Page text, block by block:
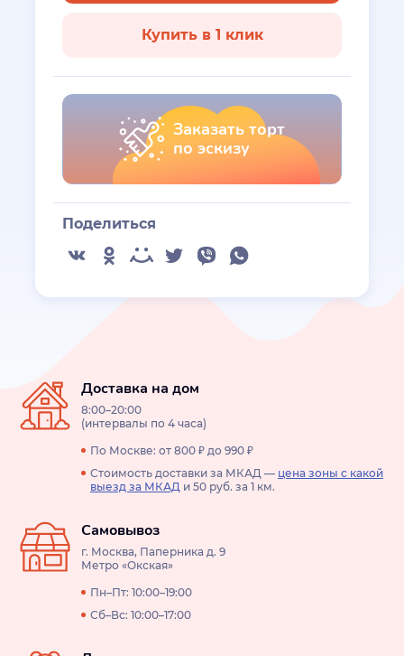
Купить в 1 клик
Заказать торт
по эскизу
Поделиться
Доставка на дом
8:00–20:00
(интервалы по 4 часа)
По Москве: от 800 ₽ до 990 ₽
Стоимость доставки за МКАД — цена зоны с какой
выезд за МКАД и 50 руб. за 1 км.
Самовывоз
г. Москва, Паперника д. 9
Метро «Окская»
Пн–Пт: 10:00–19:00
Сб–Вс: 10:00–17:00